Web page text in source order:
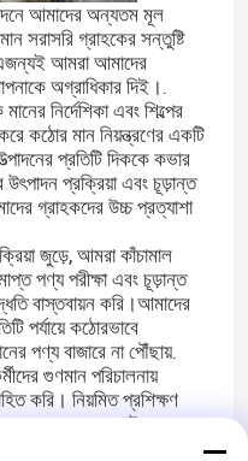
আমাদের অন্যতম মূল
সরাসরি গ্রাহকের সন্তুষ্টি
আমরা আমাদের
অগ্রাধিকার দিই।.
নির্দেশিকা এবং শিল্পের
কঠোর মান নিয়ন্ত্রণের একটি
প্রতিটি দিককে কভার
প্রক্রিয়া এবং চূড়ান্ত
গ্রাহকদের উচ্চ প্রত্যাশা
জুড়ে, আমরা কাঁচামাল
পণ্য পরীক্ষা এবং চূড়ান্ত
বাস্তবায়ন করি।আমাদের
পর্যায়ে কঠোরভাবে
পণ্য বাজারে না পৌঁছায়.
গুণমান পরিচালনায়
করি। নিয়মিত প্রশিক্ষণ
আমরা আমাদের উত্পাদন
অপ্টিমাইজ করি।আমরা